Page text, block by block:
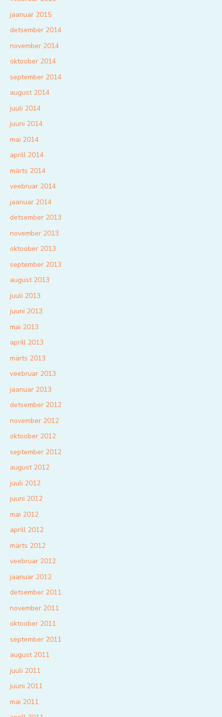
jaanuar 2015
detsember 2014
november 2014
oktoober 2014
september 2014
august 2014
juuli 2014
juuni 2014
mai 2014
aprill 2014
märts 2014
veebruar 2014
jaanuar 2014
detsember 2013
november 2013
oktoober 2013
september 2013
august 2013
juuli 2013
juuni 2013
mai 2013
aprill 2013
märts 2013
veebruar 2013
jaanuar 2013
detsember 2012
november 2012
oktoober 2012
september 2012
august 2012
juuli 2012
juuni 2012
mai 2012
aprill 2012
märts 2012
veebruar 2012
jaanuar 2012
detsember 2011
november 2011
oktoober 2011
september 2011
august 2011
juuli 2011
juuni 2011
mai 2011